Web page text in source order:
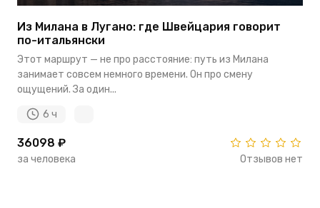
Из Милана в Лугано: где Швейцария говорит
по-итальянски
Этот маршрут — не про расстояние: путь из Милана
занимает совсем немного времени. Он про смену
ощущений. За один...
6 ч
36098 ₽
за человека Отзывов нет